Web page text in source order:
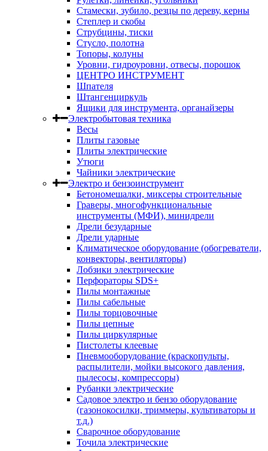
Стамески, зубило, резцы по дереву, керны
Степлер и скобы
Струбцины, тиски
Стусло, полотна
Топоры, колуны
Уровни, гидроуровни, отвесы, порошок
ЦЕНТРО ИНСТРУМЕНТ
Шпателя
Штангенциркуль
Ящики для инструмента, органайзеры
Электробытовая техника
Весы
Плиты газовые
Плиты электрические
Утюги
Чайники электрические
Электро и бензоинструмент
Бетономешалки, миксеры строительные
Граверы, многофункциональные
инструменты (МФИ), минидрели
Дрели безударные
Дрели ударные
Климатическое оборудование (обогреватели,
конвекторы, вентиляторы)
Лобзики электрические
Перфораторы SDS+
Пилы монтажные
Пилы сабельные
Пилы торцовочные
Пилы цепные
Пилы циркулярные
Пистолеты клеевые
Пневмооборудование (краскопульты,
распылители, мойки высокого давления,
пылесосы, компрессоры)
Рубанки электрические
Садовое электро и бензо оборудование
(газонокосилки, триммеры, культиваторы и
т.д.)
Сварочное оборудование
Точила электрические